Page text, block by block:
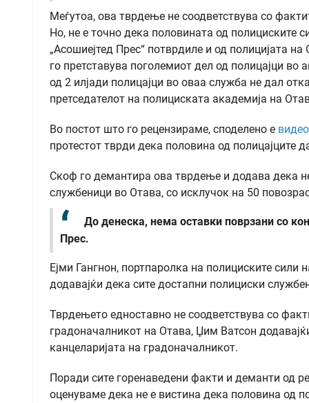
Меѓутоа, ова тврдење не соодветствува со
Но, не е точно дека половината од полициските
„Асошиејтед Прес“ потврдиле и од полицијата
го претставува поголемиот дел од полицајци во
од 2 илјади полицајци во оваа служба не дал
претседателот на полициската академија на
Во постот што го рецензираме, споделено е видео
протестот тврди дека половина од полицајците
Скоф го демантира ова тврдење и додава дека
службеници во Отава, со исклучок на 50
До денеска, нема оставки поврзани со
Прес.
Ејми Гангнон, портпаролка на полициските
додавајќи дека сите достапни полициски
Тврдењето едноставно не соодветствува со
градоначалникот на Отава, Џим Ватсон
канцеларијата на градоначалникот.
Поради сите горенаведени факти и деманти од
оценуваме дека не е вистина дека половина од